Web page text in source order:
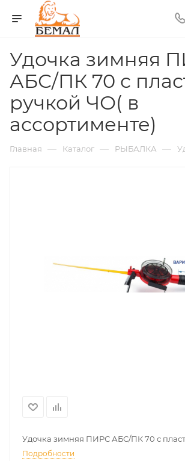
Удочка зимняя
АБС/ПК 70 с
ручкой ЧО( в
ассортименте)
Главная — Каталог — РЫБАЛКА —
Удочка зимняя ПИРС АБС/ПК 70 с
Подробности